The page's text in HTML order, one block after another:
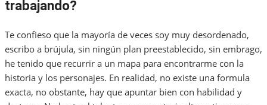
trabajando?
Te confieso que la mayoría de veces soy muy desordenado,
escribo a brújula, sin ningún plan preestablecido, sin embrago,
he tenido que recurrir a un mapa para encontrarme con la
historia y los personajes. En realidad, no existe una formula
exacta, no obstante, hay que apuntar bien con habilidad y